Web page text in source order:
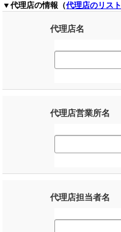
▼代理店の情報（代理店のリスト
代理店名
代理店営業所名
代理店担当者名